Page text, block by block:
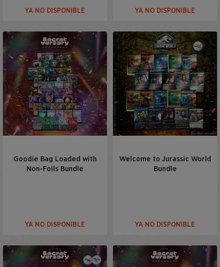
YA NO DISPONIBLE YA NO DISPONIBLE
Goodie Bag Loaded with
Non-Foils Bundle
YA NO DISPONIBLE
Welcome to Jurassic World
Bundle
YA NO DISPONIBLE